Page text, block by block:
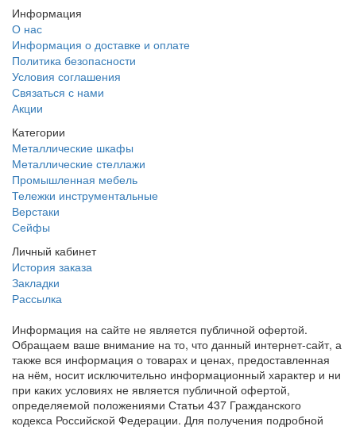
Информация
О нас
Информация о доставке и оплате
Политика безопасности
Условия соглашения
Связаться с нами
Акции
Категории
Металлические шкафы
Металлические стеллажи
Промышленная мебель
Тележки инструментальные
Верстаки
Сейфы
Личный кабинет
История заказа
Закладки
Рассылка
Информация на сайте не является публичной офертой.
Обращаем ваше внимание на то, что данный интернет-сайт, а
также вся информация о товарах и ценах, предоставленная
на нём, носит исключительно информационный характер и ни
при каких условиях не является публичной офертой,
определяемой положениями Статьи 437 Гражданского
кодекса Российской Федерации. Для получения подробной